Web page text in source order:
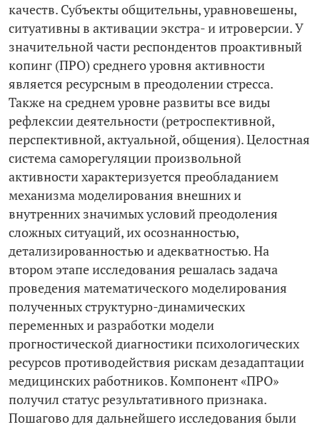
качеств. Субъекты общительны, уравновешены,
ситуативны в активации экстра- и итроверсии. У
значительной части респондентов проактивный
копинг (ПРО) среднего уровня активности
является ресурсным в преодолении стресса.
Также на среднем уровне развиты все виды
рефлексии деятельности (ретроспективной,
перспективной, актуальной, общения). Целостная
система саморегуляции произвольной
активности характеризуется преобладанием
механизма моделирования внешних и
внутренних значимых условий преодоления
сложных ситуаций, их осознанностью,
детализированностью и адекватностью. На
втором этапе исследования решалась задача
проведения математического моделирования
полученных структурно-­динамических
переменных и разработки модели
прогностической диагностики психологических
ресурсов противодействия рискам дезадаптации
медицинских работников. Компонент «ПРО»
получил статус результативного признака.
Пошагово для дальнейшего исследования были